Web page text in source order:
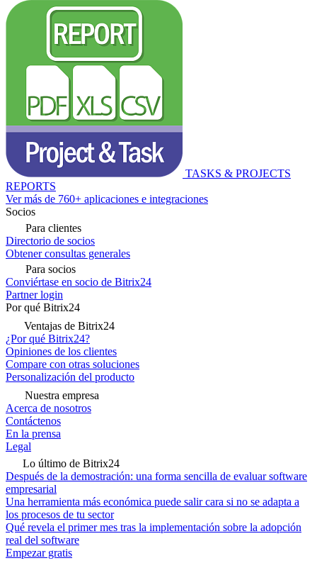
TASKS & PROJECTS
REPORTS
Ver más de 760+ aplicaciones e integraciones
Socios
Para clientes
Directorio de socios
Obtener consultas generales
Para socios
Conviértase en socio de Bitrix24
Partner login
Por qué Bitrix24
Ventajas de Bitrix24
¿Por qué Bitrix24?
Opiniones de los clientes
Compare con otras soluciones
Personalización del producto
Nuestra empresa
Acerca de nosotros
Contáctenos
En la prensa
Legal
Lo último de Bitrix24
Después de la demostración: una forma sencilla de evaluar software
empresarial
Una herramienta más económica puede salir cara si no se adapta a
los procesos de tu sector
Qué revela el primer mes tras la implementación sobre la adopción
real del software
Empezar gratis